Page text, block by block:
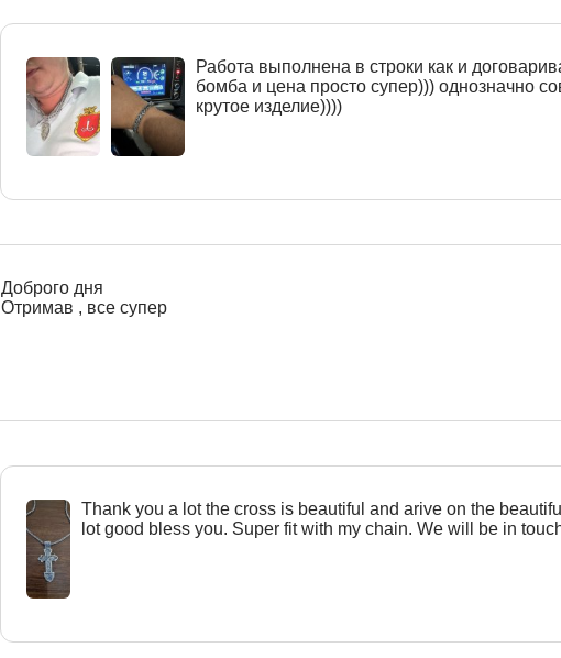
Работа выполнена в строки как и
бомба и цена просто супер))) однозначно
крутое изделие))))
Доброго дня
Отримав , все супер
Тhank you a lot the cross is beautiful and arive on the
lot good bless you. Super fit with my chain. We will be in